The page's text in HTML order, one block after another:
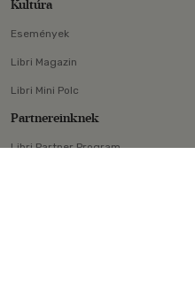
×
Kultúra
Események
Libri Magazin
Libri Mini Polc
Partnereinknek
Libri Partner Program